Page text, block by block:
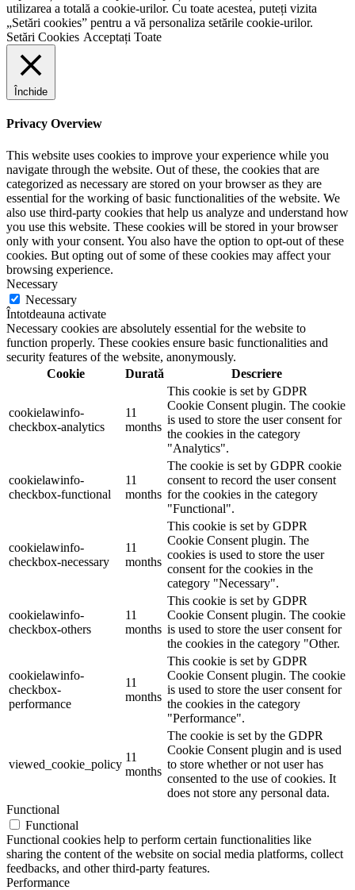
utilizarea a totală a cookie-urilor. Cu toate acestea, puteți vizita
„Setări cookies” pentru a vă personaliza setările cookie-urilor.
Setări Cookies Acceptați Toate
Închide
Privacy Overview
This website uses cookies to improve your experience while you
navigate through the website. Out of these, the cookies that are
categorized as necessary are stored on your browser as they are
essential for the working of basic functionalities of the website. We
also use third-party cookies that help us analyze and understand how
you use this website. These cookies will be stored in your browser
only with your consent. You also have the option to opt-out of these
cookies. But opting out of some of these cookies may affect your
browsing experience.
Necessary
Necessary
Întotdeauna activate
Necessary cookies are absolutely essential for the website to
function properly. These cookies ensure basic functionalities and
security features of the website, anonymously.
Cookie
Durată Descriere
cookielawinfo-
checkbox-analytics
11
months
This cookie is set by GDPR
Cookie Consent plugin. The cookie
is used to store the user consent for
the cookies in the category
"Analytics".
cookielawinfo-
checkbox-functional
11
months
The cookie is set by GDPR cookie
consent to record the user consent
for the cookies in the category
"Functional".
cookielawinfo-
checkbox-necessary
11
months
This cookie is set by GDPR
Cookie Consent plugin. The
cookies is used to store the user
consent for the cookies in the
category "Necessary".
cookielawinfo-
checkbox-others
11
months
This cookie is set by GDPR
Cookie Consent plugin. The cookie
is used to store the user consent for
the cookies in the category "Other.
cookielawinfo-
checkbox-
performance
11
months
This cookie is set by GDPR
Cookie Consent plugin. The cookie
is used to store the user consent for
the cookies in the category
"Performance".
viewed_cookie_policy
11
months
The cookie is set by the GDPR
Cookie Consent plugin and is used
to store whether or not user has
consented to the use of cookies. It
does not store any personal data.
Functional
Functional
Functional cookies help to perform certain functionalities like
sharing the content of the website on social media platforms, collect
feedbacks, and other third-party features.
Performance